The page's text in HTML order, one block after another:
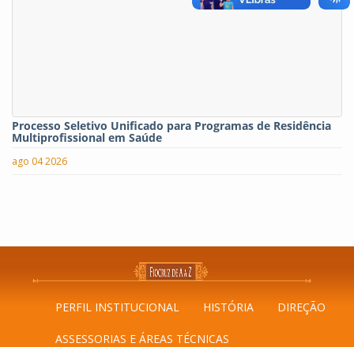
Processo Seletivo Unificado para Programas de Residência
Multiprofissional em Saúde
ago 04 2026
PERFIL INSTITUCIONAL HISTÓRIA DIREÇÃO
ASSESSORIAS E ÁREAS TÉCNICAS